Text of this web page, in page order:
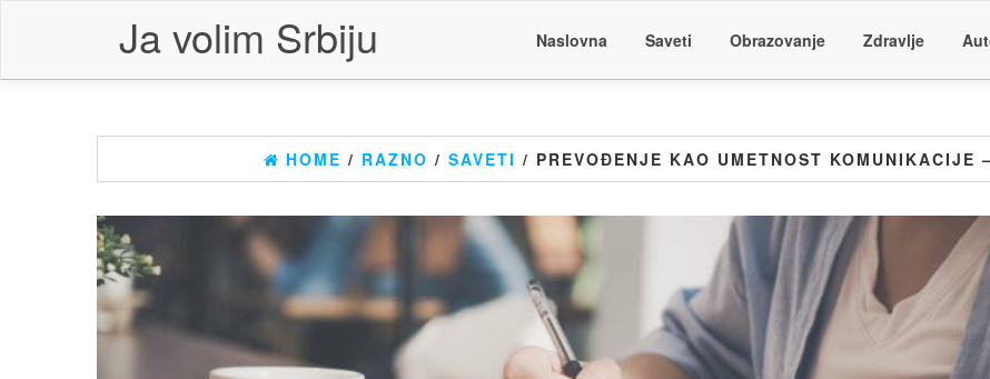
content
Ja volim Srbiju Naslovna Saveti Obrazovanje Zdravlje
HOME / RAZNO / SAVETI / PREVOĐENJE KAO UMETNOST KOMUNIKACIJE